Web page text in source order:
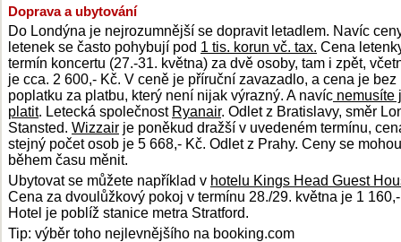
Doprava a ubytování
Do Londýna je nejrozumnější se dopravit letadlem. Navíc
letenek se často pohybují pod 1 tis. korun vč. tax. Cena
termín koncertu (27.-31. května) za dvě osoby, tam i zpět,
je cca. 2 600,- Kč. V ceně je příruční zavazadlo, a cena je bez
poplatku za platbu, který není nijak výrazný. A navíc nemusíte
platit. Letecká společnost Ryanair. Odlet z Bratislavy, směr
Stansted. Wizzair je poněkud dražší v uvedeném termínu,
stejný počet osob je 5 668,- Kč. Odlet z Prahy. Ceny se mohou
během času měnit.
Ubytovat se můžete například v hotelu Kings Head Guest
Cena za dvoulůžkový pokoj v termínu 28./29. května je 1
Hotel je poblíž stanice metra Stratford.
Tip: výběr toho nejlevnějšího na booking.com